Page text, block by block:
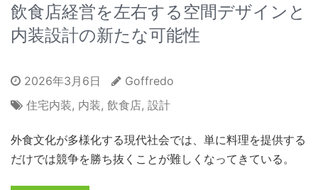
飲食店経営を左右する空間デザインと
内装設計の新たな可能性
2026年3月6日
Goffredo
住宅内装, 内装, 飲食店, 設計
外食文化が多様化する現代社会では、単に料理を提供する
だけでは競争を勝ち抜くことが難しくなってきている。